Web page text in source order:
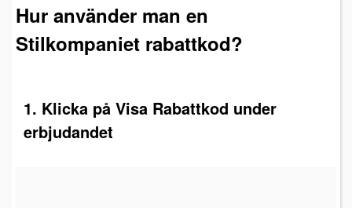
Hur använder man en
Stilkompaniet rabattkod?
1. Klicka på Visa Rabattkod under
erbjudandet